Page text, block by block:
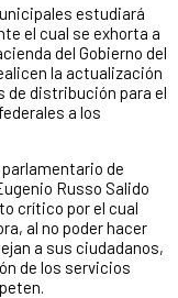
estudiará
el cual se exhorta a
del Gobierno del
la actualización
de distribución para el
a los
de
Russo Salido
crítico por el cual
al no poder hacer
a sus ciudadanos,
de los servicios